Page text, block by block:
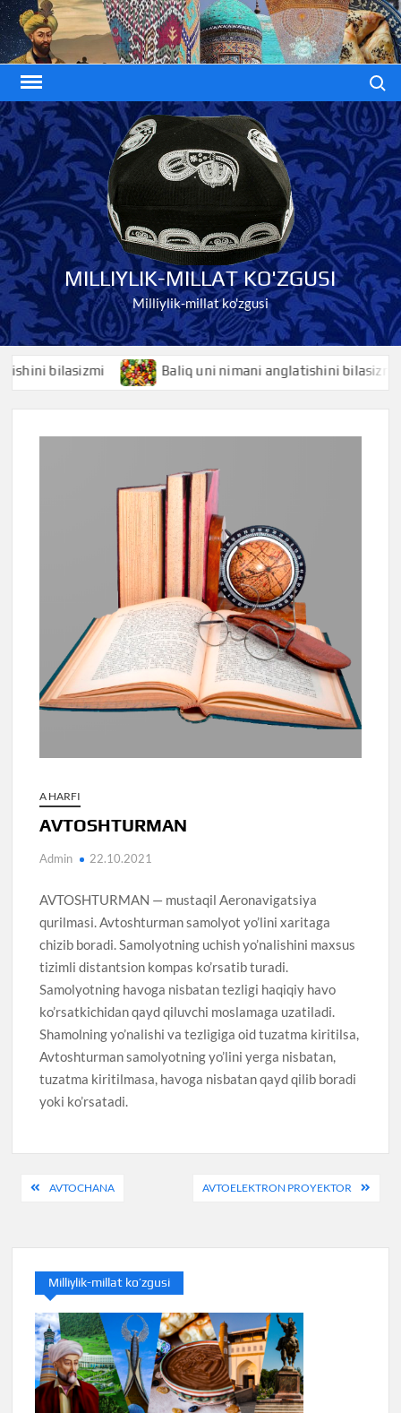
Skip
to
content
MILLIYLIK-MILLAT KO'ZGUSI
Milliylik-millat ko'zgusi
bilasizmi Baliq uni nimani anglatishini bilasizmi
A HARFI
AVTOSHTURMAN
Admin 22.10.2021
AVTOSHTURMAN — mustaqil Aeronavigatsiya
qurilmasi. Avtoshturman samolyot yo’lini xaritaga
chizib boradi. Samolyotning uchish yo’nalishini maxsus
tizimli distantsion kompas ko’rsatib turadi.
Samolyotning havoga nisbatan tezligi haqiqiy havo
ko’rsatkichidan qayd qiluvchi moslamaga uzatiladi.
Shamolning yo’nalishi va tezligiga oid tuzatma kiritilsa,
Avtoshturman samolyotning yo’lini yerga nisbatan,
tuzatma kiritilmasa, havoga nisbatan qayd qilib boradi
yoki ko’rsatadi.
PostAVTOCHANA AVTOELEKTRON PROYEKTOR
Milliylik-millat ko’zgusi